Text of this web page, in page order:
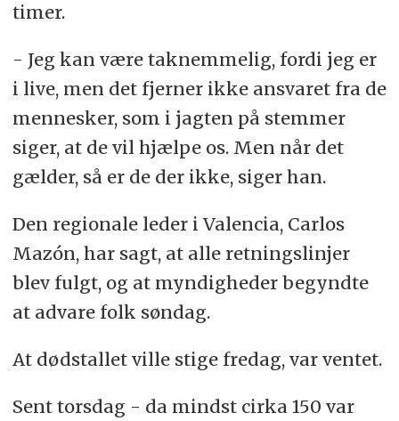
timer.
- Jeg kan være taknemmelig, fordi jeg er
i live, men det fjerner ikke ansvaret fra de
mennesker, som i jagten på stemmer
siger, at de vil hjælpe os. Men når det
gælder, så er de der ikke, siger han.
Den regionale leder i Valencia, Carlos
Mazón, har sagt, at alle retningslinjer
blev fulgt, og at myndigheder begyndte
at advare folk søndag.
At dødstallet ville stige fredag, var ventet.
Sent torsdag - da mindst cirka 150 var